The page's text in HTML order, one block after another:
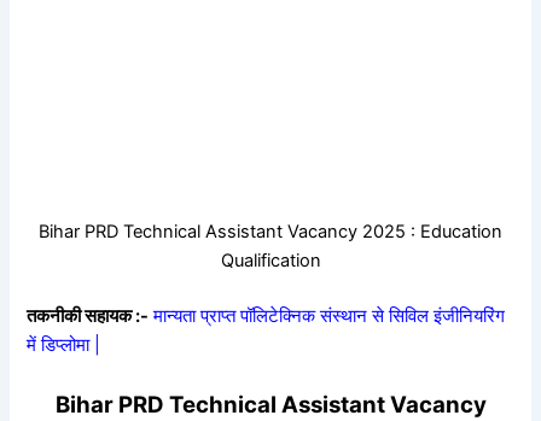
Bihar PRD Technical Assistant Vacancy 2025 : Education
Qualification
तकनीकी सहायक :- मान्यता प्राप्त पॉलिटेक्निक संस्थान से सिविल इंजीनियरिंग
में डिप्लोमा |
Bihar PRD Technical Assistant Vacancy